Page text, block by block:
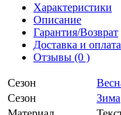
Характеристики
Описание
Гарантия/Возврат
Доставка и оплата
Отзывы (0 )
Сезон
Сезон
Зима